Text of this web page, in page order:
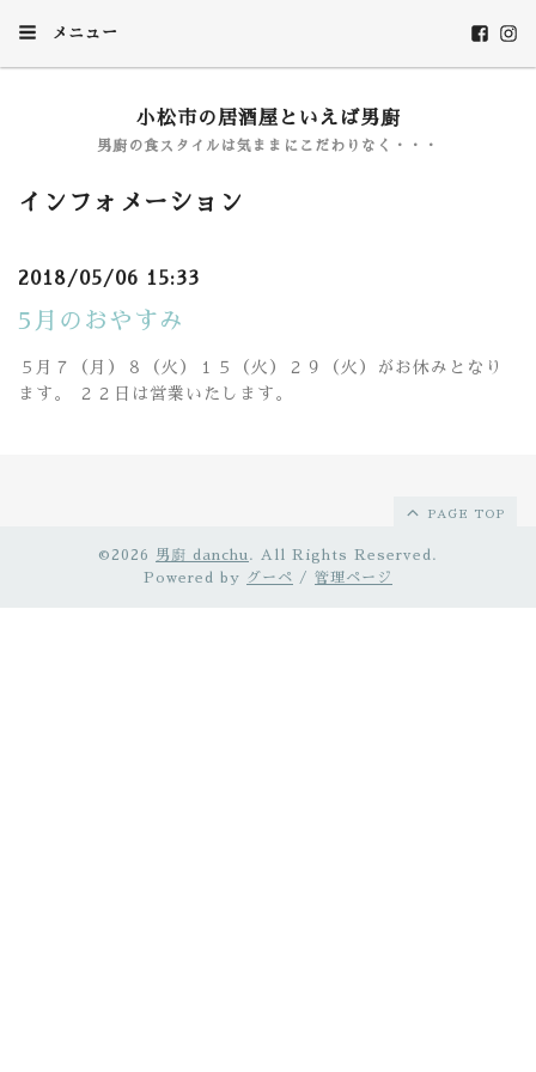
メニュー
小松市の居酒屋といえば男廚
男廚の食スタイルは気ままにこだわりなく・・・
インフォメーション
2018/05/06 15:33
5月のおやすみ
５月７（月）８（火）１５（火）２９（火）がお休みとなり
ます。 ２２日は営業いたします。
PAGE TOP
©2026 男廚 danchu . All Rights Reserved.
Powered by
グーペ / 管理ページ